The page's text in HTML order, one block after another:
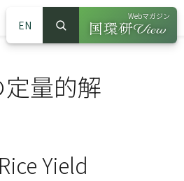
EN
サイト内検索
検索
Webマガジン
（別ウインドウ
量的解
Yield